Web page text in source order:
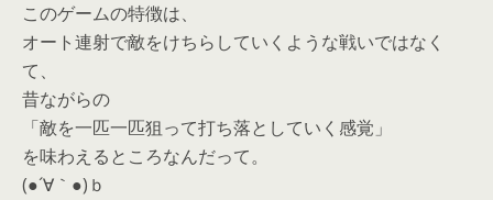
このゲームの特徴は、
オート連射で敵をけちらしていくような戦いではなく
て、
昔ながらの
「敵を一匹一匹狙って打ち落としていく感覚」
を味わえるところなんだって。
(●´∀｀●)ｂ